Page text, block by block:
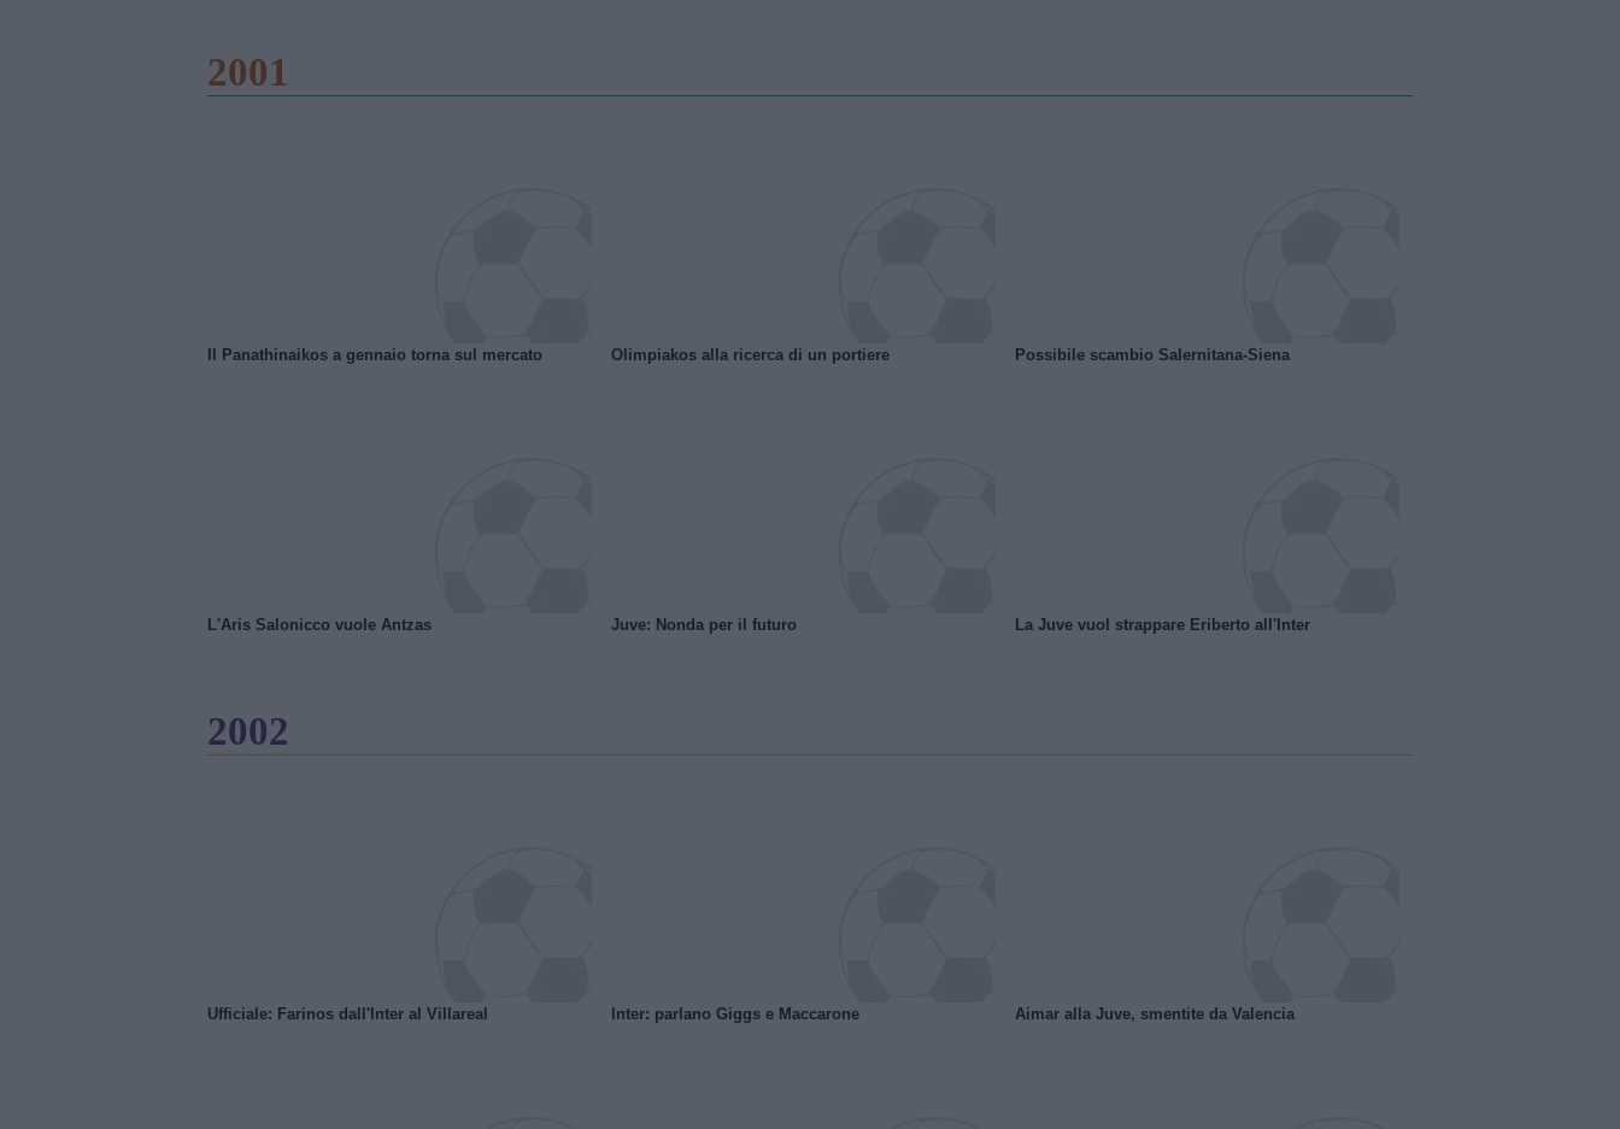
2001
Il Panathinaikos a gennaio torna sul mercato Olimpiakos alla ricerca di un portiere Possibile scambio Salernitana-Siena
L'Aris Salonicco vuole Antzas Juve: Nonda per il futuro La Juve vuol strappare Eriberto all'Inter
2002
Ufficiale: Farinos dall'Inter al Villareal Inter: parlano Giggs e Maccarone Aimar alla Juve, smentite da Valencia